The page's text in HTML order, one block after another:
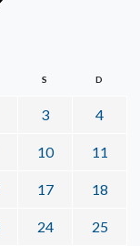
S D
3 4
10 11
17 18
24 25